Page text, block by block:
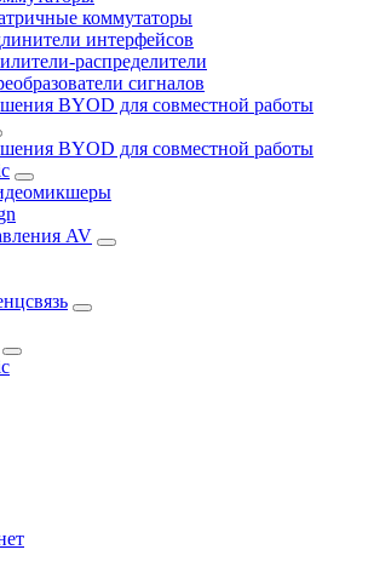
коммутаторы
интерфейсов
распределители
сигналов
BYOD для совместной работы
BYOD для совместной работы
AV